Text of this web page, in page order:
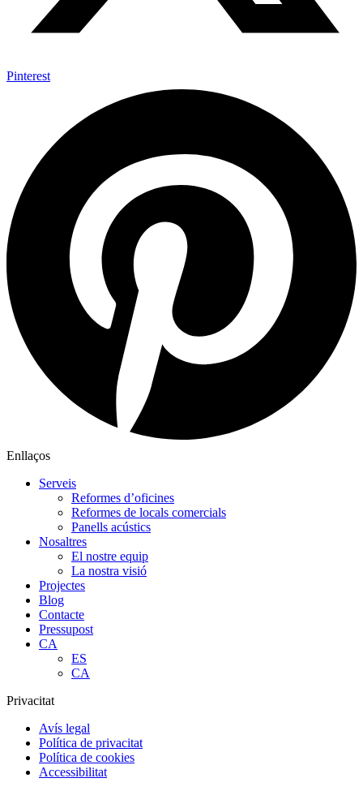
Pinterest
Enllaços
Serveis
Reformes d’oficines
Reformes de locals comercials
Panells acústics
Nosaltres
El nostre equip
La nostra visió
Projectes
Blog
Contacte
Pressupost
CA
ES
CA
Privacitat
Avís legal
Política de privacitat
Política de cookies
Accessibilitat